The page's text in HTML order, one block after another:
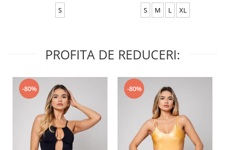
S S M L XL
PROFITA DE REDUCERI:
-80% -80%